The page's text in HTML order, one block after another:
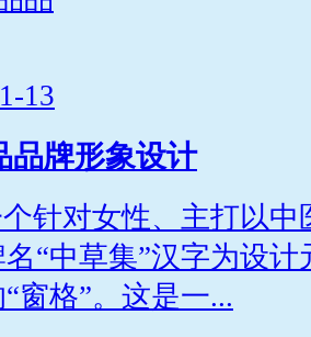
13
品牌形象设计
针对女性、主打以
“中草集”汉字为设
窗格”。这是一...